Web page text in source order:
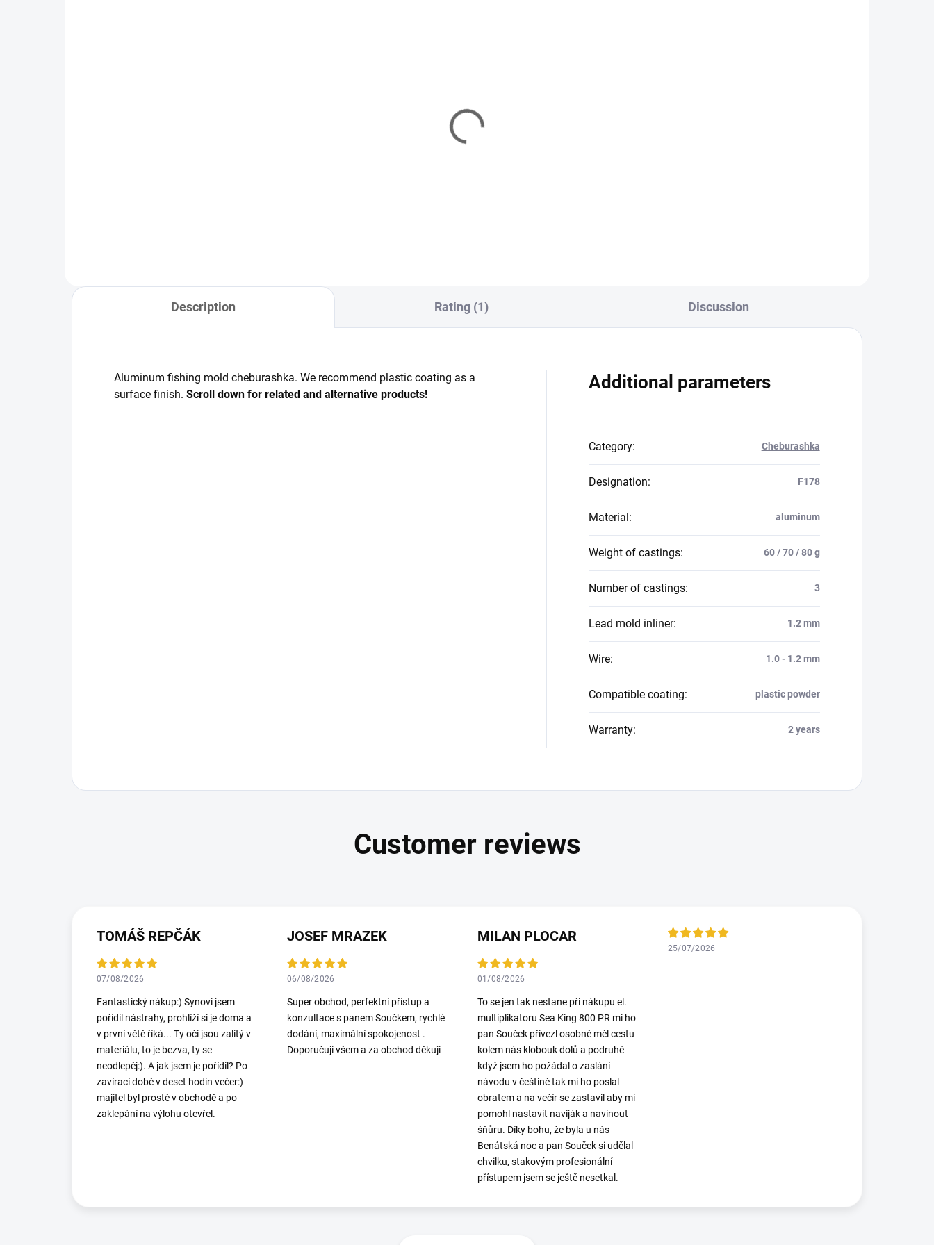
Description Rating (1) Discussion
Aluminum fishing mold cheburashka. We recommend plastic coating as a
surface finish. Scroll down for related and alternative products!
Additional parameters
Category: Cheburashka
Designation: F178
Material: aluminum
Weight of castings: 60 / 70 / 80 g
Number of castings: 3
Lead mold inliner: 1.2 mm
Wire: 1.0 - 1.2 mm
Compatible coating: plastic powder
Warranty: 2 years
TOMÁŠ REPČÁK
07/08/2026
Fantastický nákup:) Synovi jsem
pořídil nástrahy, prohlíží si je doma a
v první větě říká... Ty oči jsou zalitý v
materiálu, to je bezva, ty se
neodlepěj:). A jak jsem je pořídil? Po
zavírací době v deset hodin večer:)
majitel byl prostě v obchodě a po
zaklepání na výlohu otevřel.
JOSEF MRAZEK
06/08/2026
Super obchod, perfektní přístup a
konzultace s panem Součkem, rychlé
dodání, maximální spokojenost .
Doporučuji všem a za obchod děkuji
MILAN PLOCAR
01/08/2026
To se jen tak nestane při nákupu el.
multiplikatoru Sea King 800 PR mi ho
pan Souček přivezl osobně měl cestu
kolem nás klobouk dolů a podruhé
když jsem ho požádal o zaslání
návodu v češtině tak mi ho poslal
obratem a na večír se zastavil aby mi
pomohl nastavit naviják a navinout
šňůru. Díky bohu, že byla u nás
Benátská noc a pan Souček si udělal
chvilku, stakovým profesionální
přístupem jsem se ještě nesetkal.
25/07/2026